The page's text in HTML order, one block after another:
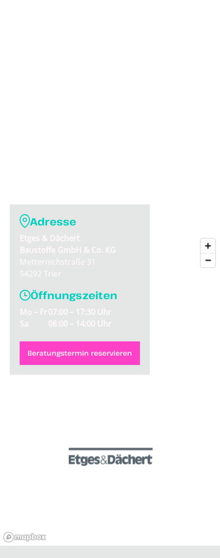
Adresse
Etges & Dächert
Baustoffe GmbH & Co. KG
Metternichstraße 31
54292 Trier
Öffnungszeiten
Mo – Fr07:00 – 17:30 Uhr
Sa
08:00 – 14:00 Uhr
Beratungstermin reservieren